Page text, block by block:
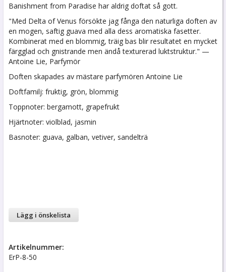
Banishment from Paradise har aldrig doftat så gott.
"Med Delta of Venus försökte jag fånga den naturliga doften av
en mogen, saftig guava med alla dess aromatiska fasetter.
Kombinerat med en blommig, träig bas blir resultatet en mycket
färgglad och gnistrande men ändå texturerad luktstruktur." —
Antoine Lie, Parfymör
Doften skapades av mästare parfymören Antoine Lie
Doftfamilj: fruktig, grön, blommig
Toppnoter: bergamott, grapefrukt
Hjärtnoter: violblad, jasmin
Basnoter: guava, galban, vetiver, sandelträ
Lägg i önskelista
Artikelnummer:
ErP-8-50